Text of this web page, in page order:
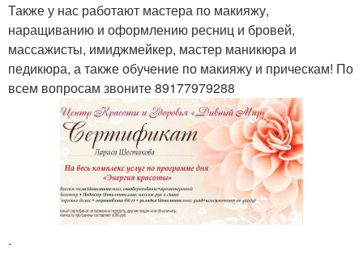
Также у нас работают мастера по макияжу,
наращиванию и оформлению ресниц и бровей,
массажисты, имиджмейкер, мастер маникюра и
педикюра, а также обучение по макияжу и прическам! По
всем вопросам звоните 89177979288
.